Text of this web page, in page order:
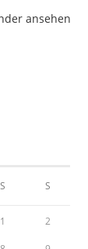
ansehen
S S
1 2